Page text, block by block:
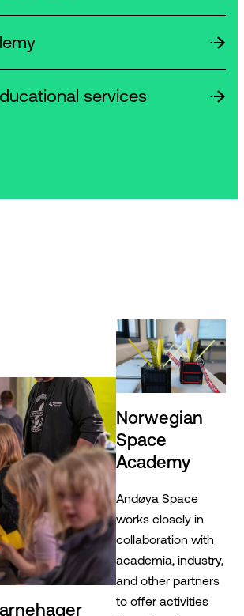
services
Norwegian
Space
Academy
Andøya Space
works closely in
collaboration with
academia, industry,
and other partners
to offer activities